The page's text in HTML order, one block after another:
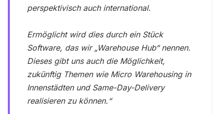
perspektivisch auch international.
Ermöglicht wird dies durch ein Stück
Software, das wir „Warehouse Hub“ nennen.
Dieses gibt uns auch die Möglichkeit,
zukünftig Themen wie Micro Warehousing in
Innenstädten und Same-Day-Delivery
realisieren zu können.“